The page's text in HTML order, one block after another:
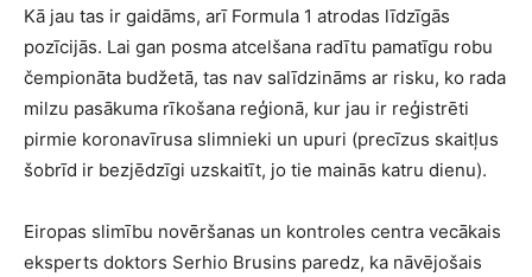
Kā jau tas ir gaidāms, arī Formula 1 atrodas līdzīgās
pozīcijās. Lai gan posma atcelšana radītu pamatīgu robu
čempionāta budžetā, tas nav salīdzināms ar risku, ko rada
milzu pasākuma rīkošana reģionā, kur jau ir reģistrēti
pirmie koronavīrusa slimnieki un upuri (precīzus skaitļus
šobrīd ir bezjēdzīgi uzskaitīt, jo tie mainās katru dienu).
Eiropas slimību novēršanas un kontroles centra vecākais
eksperts doktors Serhio Brusins paredz, ka nāvējošais